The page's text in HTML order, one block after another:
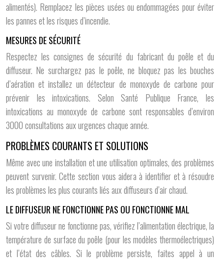
alimentés). Remplacez les pièces usées ou endommagées pour éviter
les pannes et les risques d’incendie.
MESURES DE SÉCURITÉ
Respectez les consignes de sécurité du fabricant du poêle et du
diffuseur. Ne surchargez pas le poêle, ne bloquez pas les bouches
d’aération et installez un détecteur de monoxyde de carbone pour
prévenir les intoxications. Selon Santé Publique France, les
intoxications au monoxyde de carbone sont responsables d’environ
3000 consultations aux urgences chaque année.
PROBLÈMES COURANTS ET SOLUTIONS
Même avec une installation et une utilisation optimales, des problèmes
peuvent survenir. Cette section vous aidera à identifier et à résoudre
les problèmes les plus courants liés aux diffuseurs d’air chaud.
LE DIFFUSEUR NE FONCTIONNE PAS OU FONCTIONNE MAL
Si votre diffuseur ne fonctionne pas, vérifiez l’alimentation électrique, la
température de surface du poêle (pour les modèles thermoélectriques)
et l’état des câbles. Si le problème persiste, faites appel à un